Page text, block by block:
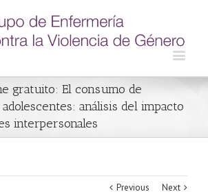
gratuito: El consumo de
análisis del impacto
interpersonales
Previous Next